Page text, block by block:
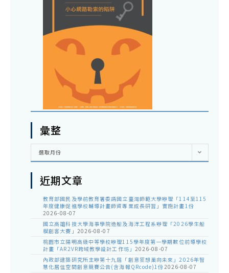
彙整
彙
選取月份
近期文章
教育部國民及學前教育署委請國立臺灣師範大學辦理「114至115
年度健康促進學校輔導計畫師資專業成長研習」實施計畫1份
2026-08-07
國立高雄科技大學海事學院造船及海洋工程系辦理「2026學生船
模創客大賽」 2026-08-07
桃園市立陽明高級中等學校辦理115學年度第一學期數位前導學校
計畫「AR2VR跨域教學設計工作坊」 2026-08-07
內政部建築研究所主辦第十九屆「創意狂想巢向未來」2026年智
慧化居住空間創意競賽公告(含海報QRcode)1份2026-08-07